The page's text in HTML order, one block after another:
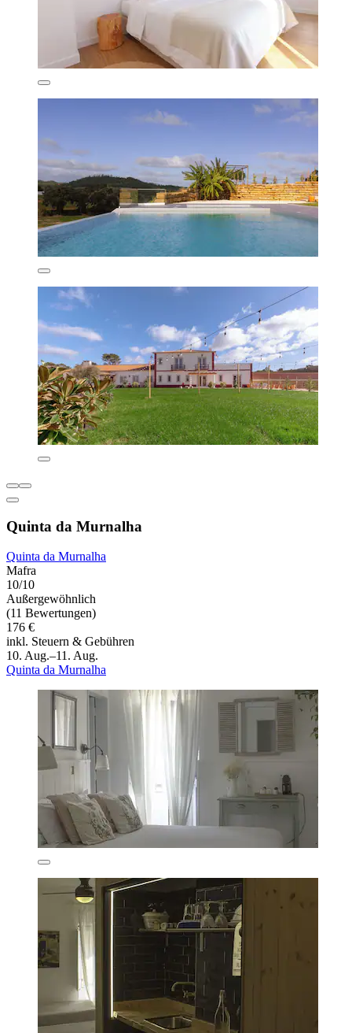
Quinta da Murnalha
Quinta da Murnalha
Mafra
10/10
Außergewöhnlich
(11 Bewertungen)
176 €
inkl. Steuern & Gebühren
10. Aug.–11. Aug.
Quinta da Murnalha